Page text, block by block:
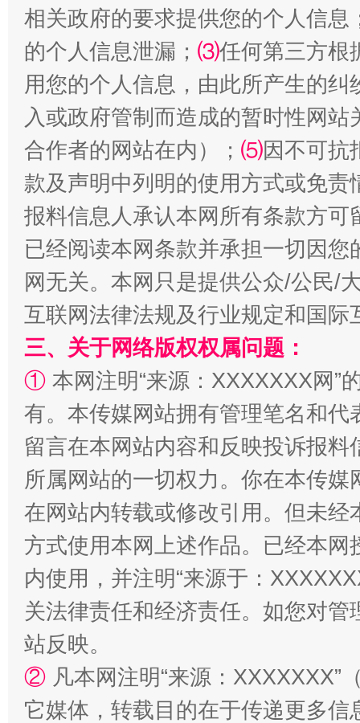
揭批美国五大"原罪" "炒
解纷+调解+退费，一次搞定
站台名比不上好声名
相关政府的要求提供您的个人信息
的个人信息泄漏； ⑶任何第三方根
用您的个人信息，由此所产生的纠
入或政府管制而造成的暂时性网
合作者的网站在内）； ⑸因不可抗
款及声明中列明的使用方式或免责
报料信息人承认本网所有条款方
已经阅读本网条款并承担一切因
网无关。本网只是提供公众/公民/
互联网法律法规及行业规定和国
三、关于网络版权权属问题：
① 本网注明“来源：XXXXXXX网”
有。本传媒网站拥有管理笔名和
留言在本网站内容和反映投诉报
所属网站的一切权力。你在本传
在网站内转载或修改引用。但未
方式使用本网上述作品。已经本
内使用，并注明“来源于：
关法律责任和经济责任。如您对
站反映。
② 凡本网注明“来源：
它媒体，转载目的在于传递更多